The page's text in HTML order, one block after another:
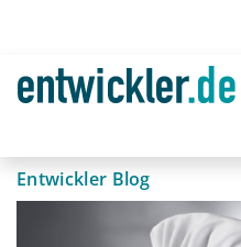
Entwickler Blog